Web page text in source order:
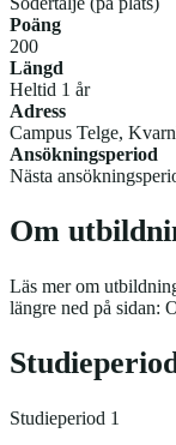
Poäng
200
Längd
Heltid 1 år
Adress
Campus Telge,
Ansökningsperiod
Nästa
Om
Läs mer om
längre ned på sidan:
Studieperiod 1